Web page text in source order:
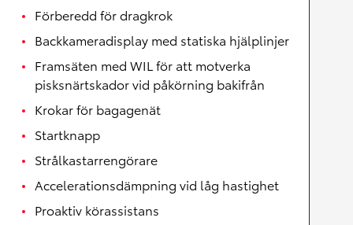
Förberedd för dragkrok
Backkameradisplay med statiska hjälplinjer
Framsäten med WIL för att motverka
pisksnärtskador vid påkörning bakifrån
Krokar för bagagenät
Startknapp
Strålkastarrengörare
Accelerationsdämpning vid låg hastighet
Proaktiv körassistans